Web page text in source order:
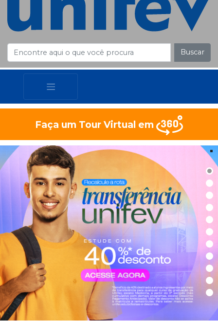
Buscar
Faça um Tour Virtual em